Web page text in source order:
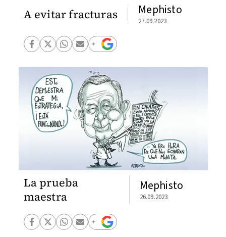
A evitar fracturas Mephisto
27.09.2023
La prueba
maestra
Mephisto
26.09.2023